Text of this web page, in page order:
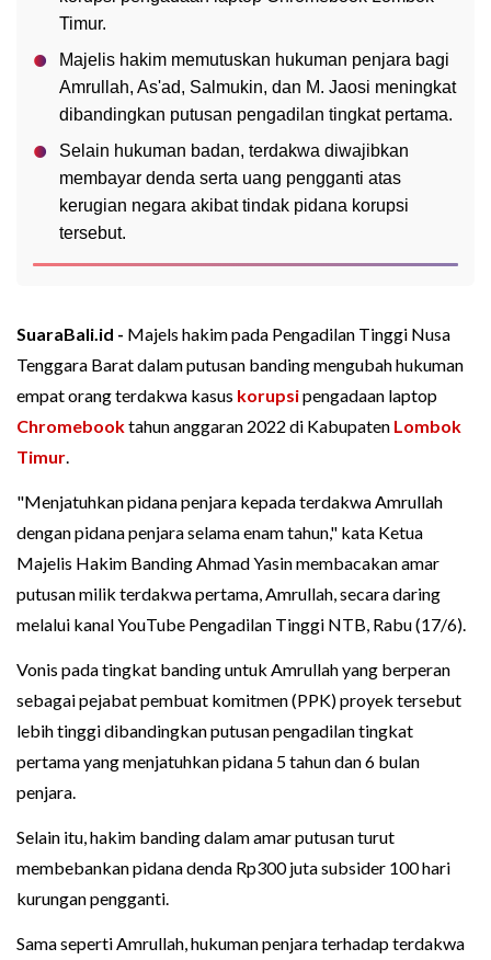
Timur.
Majelis hakim memutuskan hukuman penjara bagi
Amrullah, As'ad, Salmukin, dan M. Jaosi meningkat
dibandingkan putusan pengadilan tingkat pertama.
Selain hukuman badan, terdakwa diwajibkan
membayar denda serta uang pengganti atas
kerugian negara akibat tindak pidana korupsi
tersebut.
SuaraBali.id - Majels hakim pada Pengadilan Tinggi Nusa
Tenggara Barat dalam putusan banding mengubah hukuman
empat orang terdakwa kasus korupsipengadaan laptop
Chromebooktahun anggaran 2022 di Kabupaten Lombok
Timur.
"Menjatuhkan pidana penjara kepada terdakwa Amrullah
dengan pidana penjara selama enam tahun," kata Ketua
Majelis Hakim Banding Ahmad Yasin membacakan amar
putusan milik terdakwa pertama, Amrullah, secara daring
melalui kanal YouTube Pengadilan Tinggi NTB, Rabu (17/6).
Vonis pada tingkat banding untuk Amrullah yang berperan
sebagai pejabat pembuat komitmen (PPK) proyek tersebut
lebih tinggi dibandingkan putusan pengadilan tingkat
pertama yang menjatuhkan pidana 5 tahun dan 6 bulan
penjara.
Selain itu, hakim banding dalam amar putusan turut
membebankan pidana denda Rp300 juta subsider 100 hari
kurungan pengganti.
Sama seperti Amrullah, hukuman penjara terhadap terdakwa